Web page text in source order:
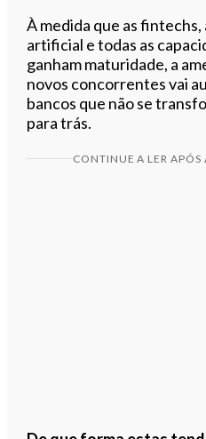
À medida que as
artificial e todas as
ganham maturidade, a
novos concorrentes vai
bancos que não se
para trás.
CONTINUE A LER APÓS